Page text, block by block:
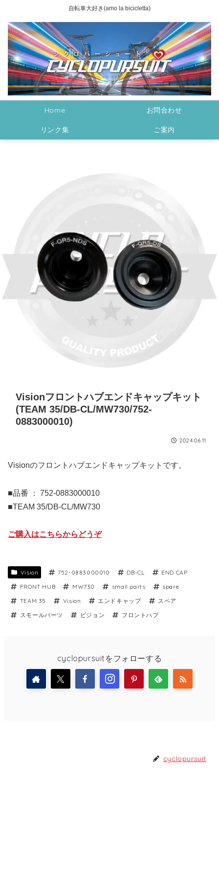
自転車大好き(amo la bicicletta)
Home お問合わせ
リンク集 ご案内
Visionフロントハブエンドキャップキット
(TEAM 35/DB-CL/MW730/752-
0883000010)
2024.06.11
Visionのフロントハブエンドキャップキットです。
■品番 ： 752-0883000010
■TEAM 35/DB-CL/MW730
ご購入はこちらからどうぞ
Vision 752-0883000010 DB-CL
END CAP
FRONT HUB
MW730 small parts
spare
TEAM 35
Vision エンドキャップ
スペア
スモールパーツ
ビジョン フロントハブ
cyclopursuitをフォローする
cyclopursuit